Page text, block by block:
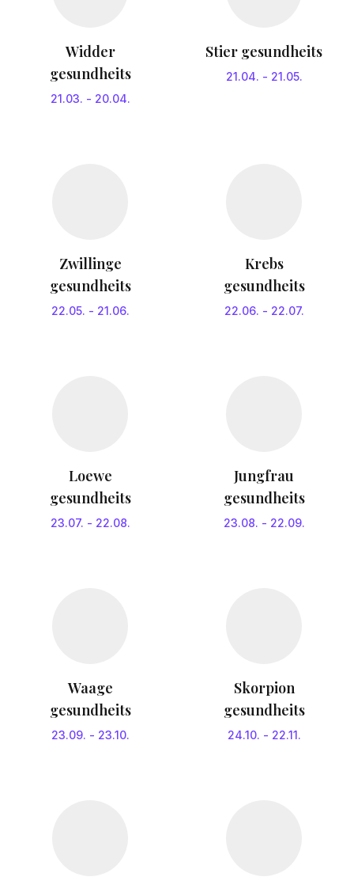
Widder
gesundheits
21.03. - 20.04.
Stier gesundheits
21.04. - 21.05.
Zwillinge
gesundheits
22.05. - 21.06.
Krebs
gesundheits
22.06. - 22.07.
Loewe
gesundheits
23.07. - 22.08.
Jungfrau
gesundheits
23.08. - 22.09.
Waage
gesundheits
23.09. - 23.10.
Skorpion
gesundheits
24.10. - 22.11.